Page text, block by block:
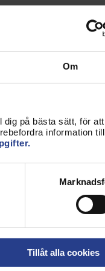
Om
dig på bästa sätt, för
information
Tillåt alla cookies